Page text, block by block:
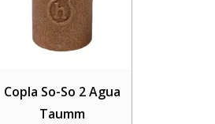
Copla So-So 2 Agua
Taumm